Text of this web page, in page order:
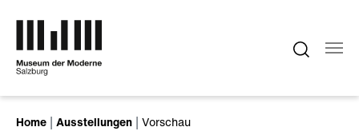
Home Ausstellungen Vorschau